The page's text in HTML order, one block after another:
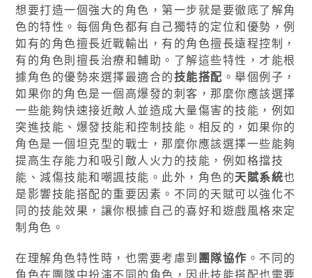
想要打造一個強大的角色，第一步就是要徹底了解角
色的特性。每個角色都有自己獨特的定位和優勢，例
如有的角色擅長近戰輸出，有的角色擅長遠程控制，
有的角色則擅長治療和輔助。了解這些特性，才能根
據角色的優勢來選擇最適合的技能搭配 。舉個例子，
如果你的角色是一個高爆發的刺客，那麼你應該選擇
一些能夠快速接近敵人並造成大量傷害的技能，例如
突進技能、爆發技能和控制技能。相反的，如果你的
角色是一個坦克型的戰士，那麼你應該選擇一些能夠
提高生存能力和吸引敵人火力的技能，例如格擋技
能、減傷技能和嘲諷技能。此外，角色的天賦系統也
是影響技能搭配的重要因素。不同的天賦可以強化不
同的技能效果，讓你根據自己的喜好和遊戲風格來定
制角色。
在理解角色特性時，也需要考慮到團隊協作 。不同的
角色在團隊中扮演不同的角色，因此技能搭配也需要